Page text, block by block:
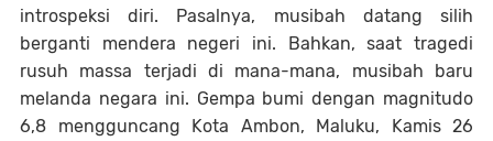
introspeksi diri. Pasalnya, musibah datang silih
berganti mendera negeri ini. Bahkan, saat tragedi
rusuh massa terjadi di mana-mana, musibah baru
melanda negara ini. Gempa bumi dengan magnitudo
6,8 mengguncang Kota Ambon, Maluku, Kamis 26